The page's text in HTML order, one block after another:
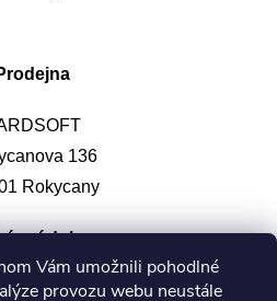
Vám umožnili pohodlné
provozu webu neustále
136
Rokycany
doba: